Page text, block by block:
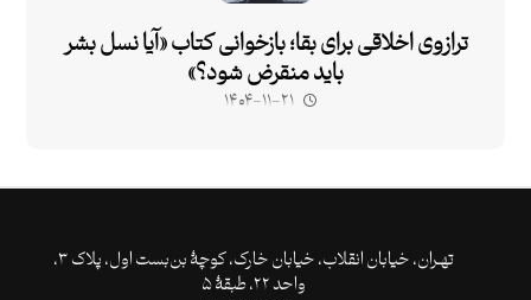
ترازوی اخلاقی برای بقا؛ بازخوانی کتاب «آیا نسل بشر
باید منقرض شود؟»
۱۴۰۴-۱۱-۲۱
تهـران،‌ خیابان انقلاب، خیابان خارک، کوچۀ بن‌بست اول، پلاک ۳،
واحد ۲۲، طبقۀ ۵